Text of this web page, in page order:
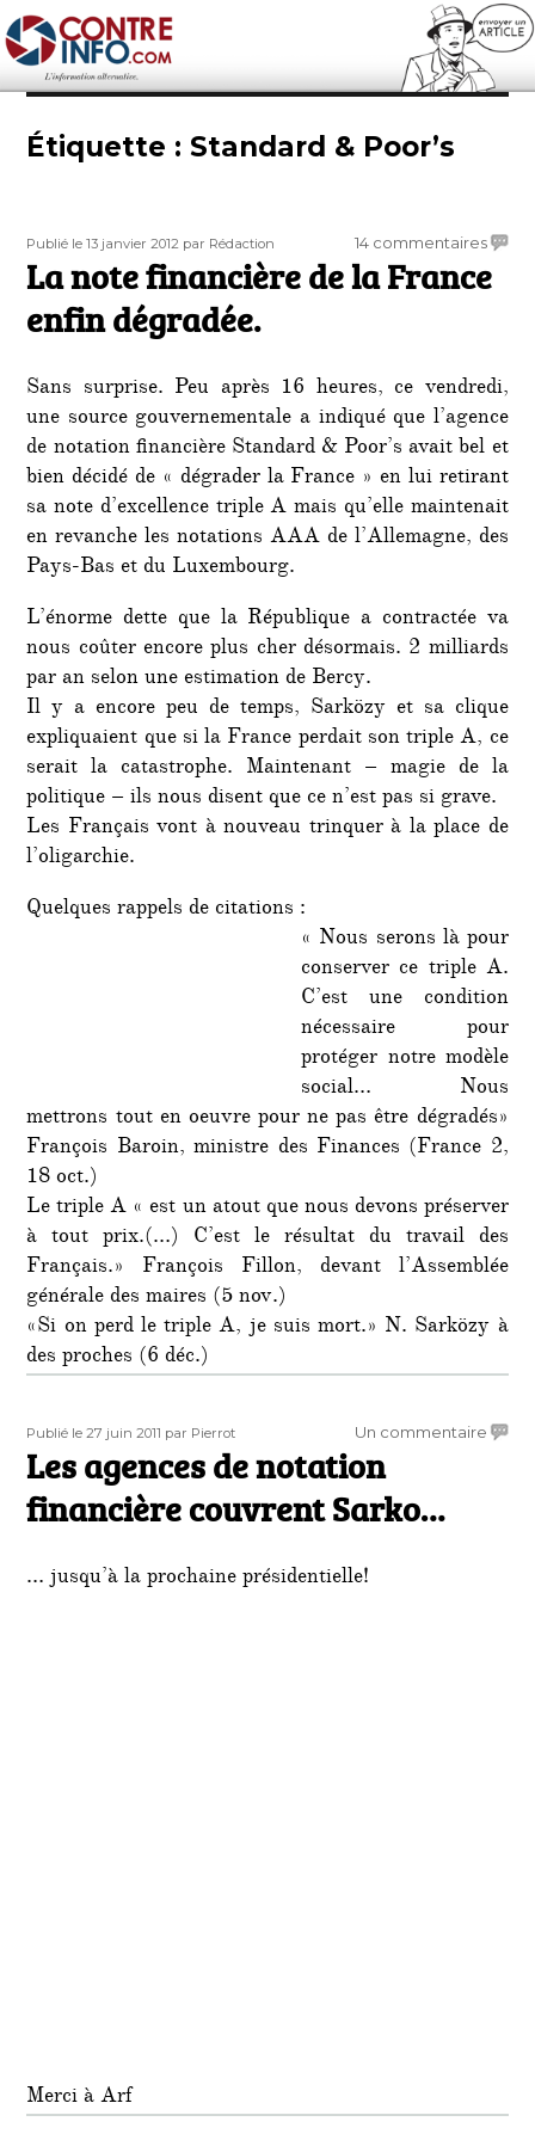
Contre-Info
Étiquette :Standard & Poor’s
Publié
le
Publié le 13 janvier 2012 Auteur
par Rédaction 14 commentairessur
La
note
enfin
La note financière de la France
enfin dégradée.
Sans surprise. Peu après 16 heures, ce vendredi,
une source gouvernementale a indiqué que l’agence
de notation financière Standard & Poor’s avait bel et
bien décidé de « dégrader la France » en lui retirant
sa note d’excellence triple A mais qu’elle maintenait
en revanche les notations AAA de l’Allemagne, des
Pays-Bas et du Luxembourg.
L’énorme dette que la République a contractée va
nous coûter encore plus cher désormais. 2 milliards
par an selon une estimation de Bercy.
Il y a encore peu de temps, Sarközy et sa clique
expliquaient que si la France perdait son triple A, ce
serait la catastrophe. Maintenant – magie de la
politique – ils nous disent que ce n’est pas si grave.
Les Français vont à nouveau trinquer à la place de
l’oligarchie.
Quelques rappels de citations :
« Nous serons là pour
conserver ce triple A.
C’est une condition
nécessaire pour
protéger notre modèle
social… Nous
mettrons tout en oeuvre pour ne pas être dégradés»
François Baroin, ministre des Finances (France 2,
18 oct.)
Le triple A « est un atout que nous devons préserver
à tout prix.(…) C’est le résultat du travail des
Français.» François Fillon, devant l’Assemblée
générale des maires (5 nov.)
«Si on perd le triple A, je suis mort.» N. Sarközy à
des proches (6 déc.)
Publié
le
Publié le 27 juin 2011 Auteur
par Pierrot Un commentairesur
Les agences de notation
financière couvrent Sarko…
… jusqu’à la prochaine présidentielle!
Merci à Arf